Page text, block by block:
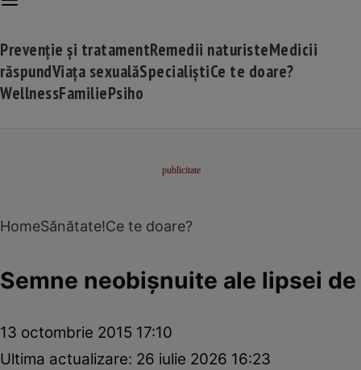
Prevenție și tratamentRemedii naturisteMedicii
răspundViața sexualăSpecialiștiCe te doare?
WellnessFamiliePsiho
HomeSănătate!Ce te doare?
Semne neobişnuite ale lipsei
13 octombrie 2015 17:10
Ultima actualizare: 26 iulie 2026 16:23